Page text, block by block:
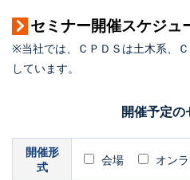
セミナー開催スケジュ
※当社では、ＣＰＤＳは土木系、
しています。
開催予定の
開催形
式
会場 オン